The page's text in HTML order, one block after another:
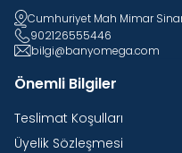
Cumhuriyet Mah Mimar
902126555446
bilgi@banyomega.com
Önemli Bilgiler
Teslimat Koşulları
Üyelik Sözleşmesi